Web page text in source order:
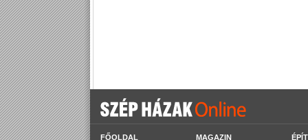
FŐOLDAL MAGAZIN